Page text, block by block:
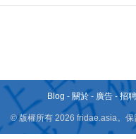
Blog - 關於 - 廣告 -招
© 版權所有 2026 fridae.asia。